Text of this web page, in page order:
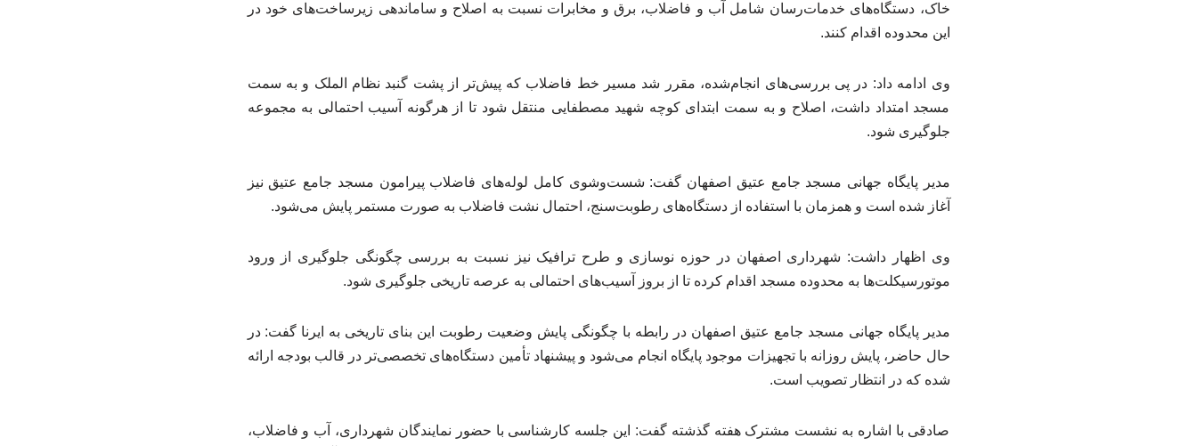
خاک، دستگاه‌های خدمات‌رسان شامل آب و فاضلاب، برق و مخابرات نسبت به اصلاح و ساماندهی زیرساخت‌های خود در
این محدوده اقدام کنند.
وی ادامه داد: در پی بررسی‌های انجام‌شده، مقرر شد مسیر خط فاضلاب که پیش‌تر از پشت گنبد نظام الملک و به سمت
مسجد امتداد داشت، اصلاح و به سمت ابتدای کوچه شهید مصطفایی منتقل شود تا از هرگونه آسیب احتمالی به مجموعه
جلوگیری شود.
مدیر پایگاه جهانی مسجد جامع عتیق اصفهان گفت: شست‌وشوی کامل لوله‌های فاضلاب پیرامون مسجد جامع عتیق نیز
آغاز شده است و همزمان با استفاده از دستگاه‌های رطوبت‌سنج، احتمال نشت فاضلاب به صورت مستمر پایش می‌شود.
وی اظهار داشت: شهرداری اصفهان در حوزه نوسازی و طرح ترافیک نیز نسبت به بررسی چگونگی جلوگیری از ورود
موتورسیکلت‌ها به محدوده مسجد اقدام کرده تا از بروز آسیب‌های احتمالی به عرصه تاریخی جلوگیری شود.
مدیر پایگاه جهانی مسجد جامع عتیق اصفهان در رابطه با چگونگی پایش وضعیت رطوبت این بنای تاریخی به ایرنا گفت: در
حال حاضر، پایش روزانه با تجهیزات موجود پایگاه انجام می‌شود و پیشنهاد تأمین دستگاه‌های تخصصی‌تر در قالب بودجه ارائه
شده که در انتظار تصویب است.
صادقی با اشاره به نشست مشترک هفته گذشته گفت: این جلسه کارشناسی با حضور نمایندگان شهرداری، آب و فاضلاب،